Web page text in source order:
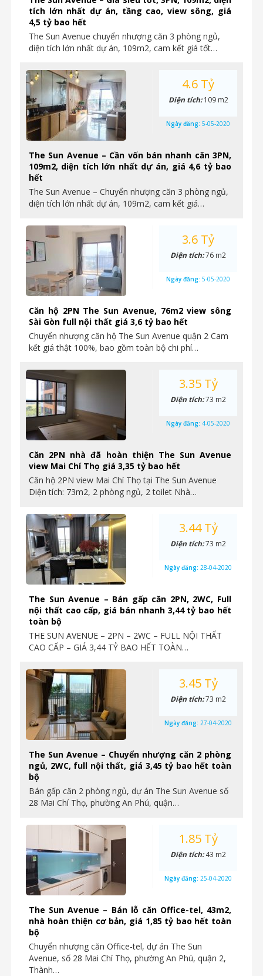
tích lớn nhất dự án, tầng cao, view sông, giá
4,5 tỷ bao hết
The Sun Avenue chuyển nhượng căn 3 phòng ngủ,
diện tích lớn nhất dự án, 109m2, cam kết giá tốt…
The Sun Avenue – Cần vốn bán nhanh căn 3PN,
109m2, diện tích lớn nhất dự án, giá 4,6 tỷ bao
hết
The Sun Avenue – Chuyển nhượng căn 3 phòng ngủ,
diện tích lớn nhất dự án, 109m2, cam kết giá…
4.6 Tỷ
Diện tích:109 m2
Ngày đăng: 5-05-2020
Căn hộ 2PN The Sun Avenue, 76m2 view sông
Sài Gòn full nội thất giá 3,6 tỷ bao hết
Chuyển nhượng căn hộ The Sun Avenue quận 2 Cam
kết giá thật 100%, bao gồm toàn bộ chi phí…
3.6 Tỷ
Diện tích:76 m2
Ngày đăng: 5-05-2020
Căn 2PN nhà đã hoàn thiện The Sun Avenue
view Mai Chí Thọ giá 3,35 tỷ bao hết
Căn hộ 2PN view Mai Chí Thọ tại The Sun Avenue
Diện tích: 73m2, 2 phòng ngủ, 2 toilet Nhà…
3.35 Tỷ
Diện tích:73 m2
Ngày đăng: 4-05-2020
The Sun Avenue – Bán gấp căn 2PN, 2WC, Full
nội thất cao cấp, giá bán nhanh 3,44 tỷ bao hết
toàn bộ
THE SUN AVENUE – 2PN – 2WC – FULL NỘI THẤT
CAO CẤP – GIÁ 3,44 TỶ BAO HẾT TOÀN…
3.44 Tỷ
Diện tích:73 m2
Ngày đăng: 28-04-2020
The Sun Avenue – Chuyển nhượng căn 2 phòng
ngủ, 2WC, full nội thất, giá 3,45 tỷ bao hết toàn
bộ
Bán gấp căn 2 phòng ngủ, dự án The Sun Avenue số
28 Mai Chí Thọ, phường An Phú, quận…
3.45 Tỷ
Diện tích:73 m2
Ngày đăng: 27-04-2020
The Sun Avenue – Bán lỗ căn Office-tel, 43m2,
nhà hoàn thiện cơ bản, giá 1,85 tỷ bao hết toàn
bộ
Chuyển nhượng căn Office-tel, dự án The Sun
Avenue, số 28 Mai Chí Thọ, phường An Phú, quận 2,
Thành…
1.85 Tỷ
Diện tích:43 m2
Ngày đăng: 25-04-2020